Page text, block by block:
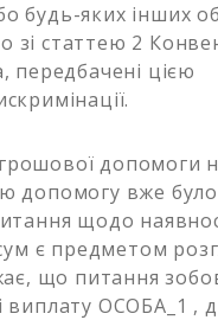
будь-яких інших
статтею 2
передбачені цією
допомоги
допомогу вже було
щодо
є предметом
що питання
виплату ОСОБА_1 ,